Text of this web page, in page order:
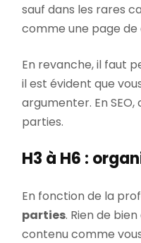
sauf dans les rares
comme une page
En revanche, il faut
il est évident que
argumenter. En
parties.
H3 à H6 :
En fonction de la
parties. Rien de
contenu comme